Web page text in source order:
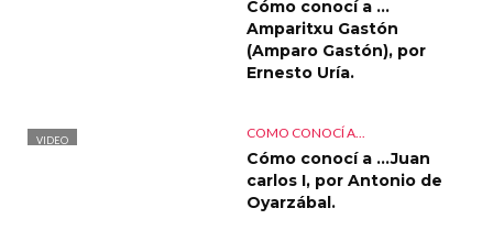
Cómo conocí a …
Amparitxu Gastón
(Amparo Gastón), por
Ernesto Uría.
VIDEO
COMO CONOCÍ A...
Cómo conocí a …Juan
carlos I, por Antonio de
Oyarzábal.